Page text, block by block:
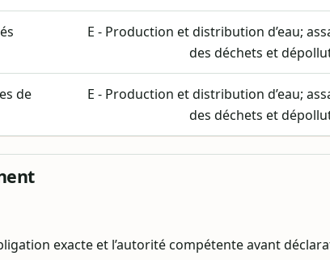
E - Production et distribution d’eau;
des déchets et
de
E - Production et distribution d’eau;
des déchets et
exacte et l’autorité compétente avant